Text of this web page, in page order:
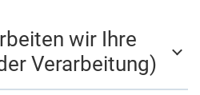
wir Ihre
Verarbeitung)